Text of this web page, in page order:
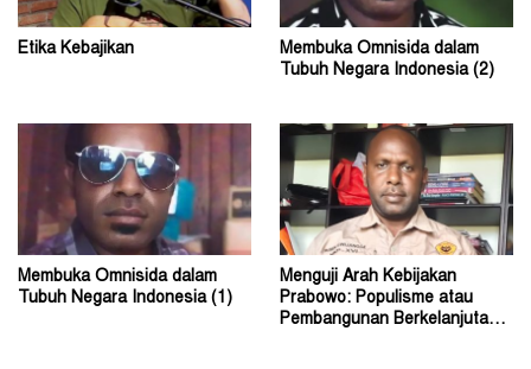
Etika Kebajikan
Membuka Omnisida dalam
Tubuh Negara Indonesia (2)
Membuka Omnisida dalam
Tubuh Negara Indonesia (1)
Menguji Arah Kebijakan
Prabowo: Populisme atau
Pembangunan Berkelanjutan?